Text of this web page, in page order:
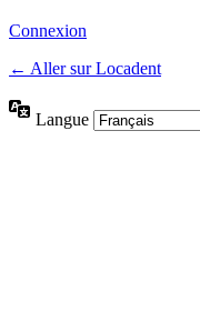
Connexion
← Aller sur Locadent
Langue